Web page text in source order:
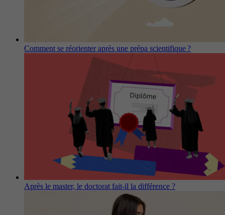
Comment se réorienter après une prépa scientifique ?
Après le master, le doctorat fait-il la différence ?